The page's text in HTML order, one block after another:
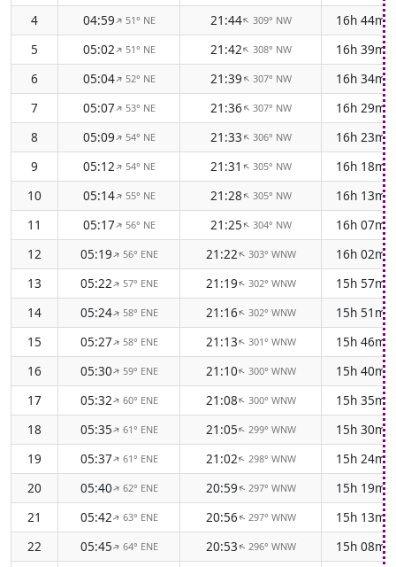
4
04:59↑ 51° NE 21:44↑ 309° NW
16h 44m
5
05:02↑ 51° NE 21:42↑ 308° NW
16h 39m
6
05:04↑ 52° NE 21:39↑ 307° NW
16h 34m
7
05:07↑ 53° NE 21:36↑ 307° NW
16h 29m
8
05:09↑ 54° NE 21:33↑ 306° NW
16h 23m
9
05:12↑ 54° NE 21:31↑ 305° NW
16h 18m
10
05:14↑ 55° NE 21:28↑ 305° NW
16h 13m
11
05:17↑ 56° NE 21:25↑ 304° NW
16h 07m
12
05:19↑ 56° ENE 21:22↑ 303° WNW
16h 02m
13
05:22↑ 57° ENE 21:19↑ 302° WNW
15h 57m
14
05:24↑ 58° ENE 21:16↑ 302° WNW
15h 51m
15
05:27↑ 58° ENE 21:13↑ 301° WNW
15h 46m
16
05:30↑ 59° ENE 21:10↑ 300° WNW
15h 40m
17
05:32↑ 60° ENE 21:08↑ 300° WNW
15h 35m
18
05:35↑ 61° ENE 21:05↑ 299° WNW
15h 30m
19
05:37↑ 61° ENE 21:02↑ 298° WNW
15h 24m
20
05:40↑ 62° ENE 20:59↑ 297° WNW
15h 19m
21
05:42↑ 63° ENE 20:56↑ 297° WNW
15h 13m
22
05:45↑ 64° ENE 20:53↑ 296° WNW 15h 08m